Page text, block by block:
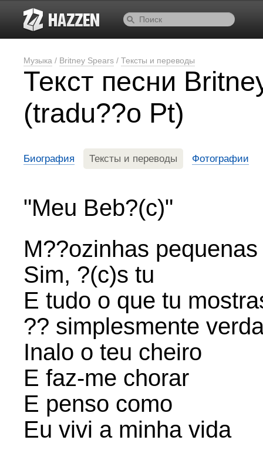
Музыка / Britney Spears / Тексты и переводы
Текст песни
(tradu??o Pt)
Биография Тексты и переводы Фотографии
"Meu Beb?(c)"
M??ozinhas pequenas
Sim, ?(c)s tu
E tudo o que tu
?? simplesmente
Inalo o teu cheiro
E faz-me chorar
E penso como
Eu vivi a minha vida